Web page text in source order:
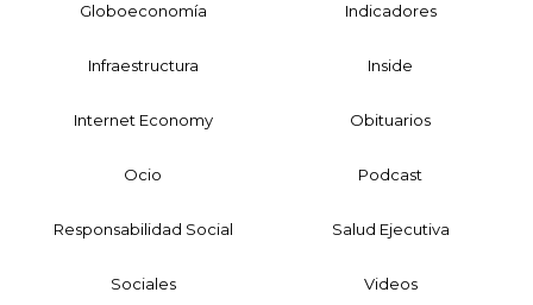
Globoeconomía Indicadores
Infraestructura Inside
Internet Economy Obituarios
Ocio Podcast
Responsabilidad Social Salud Ejecutiva
Sociales Videos